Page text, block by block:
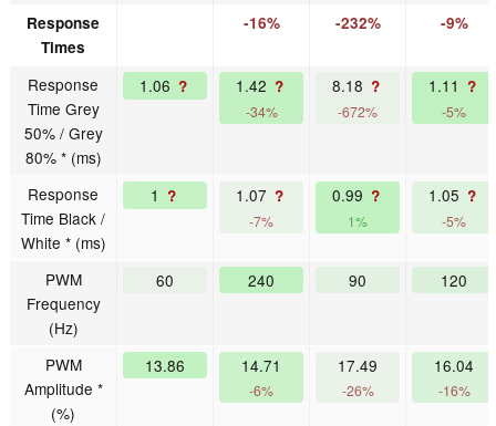
Response
Times
-16% -232% -9%
Response
Time Grey
50% / Grey
80% * (ms)
1.06 ? 1.42 ?
-34%
8.18 ?
-672%
1.11 ?
-5%
Response
Time Black /
White * (ms)
1 ? 1.07 ?
-7%
0.99 ?
1%
1.05 ?
-5%
PWM
Frequency
(Hz)
60 240 90 120
PWM
Amplitude *
(%)
13.86 14.71
-6%
17.49
-26%
16.04
-16%